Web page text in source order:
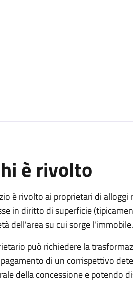
è rivolto
è rivolto ai proprietari di
in diritto di superficie
dell'area su cui sorge l'immobile.
può richiedere la
di un corrispettivo
della concessione e potendo